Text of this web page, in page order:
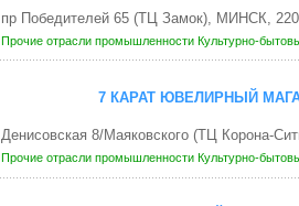
пр Победителей 65 (ТЦ Замок), МИНСК,
Прочие отрасли промышленности Культурно-
7 КАРАТ ЮВЕЛИРНЫЙ
Денисовская 8/Маяковского (ТЦ Корона-
Прочие отрасли промышленности Культурно-